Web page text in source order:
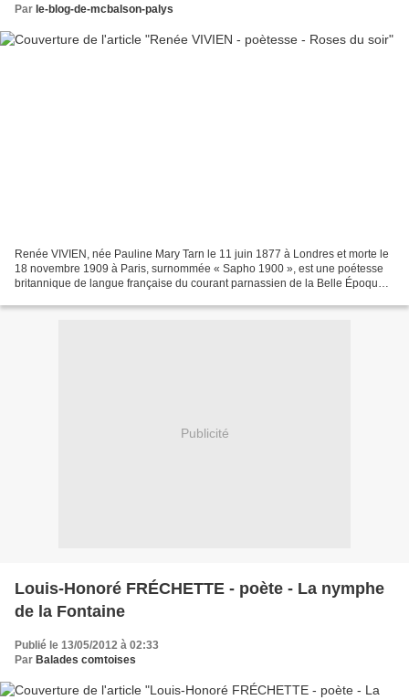
Par le-blog-de-mcbalson-palys
Renée VIVIEN, née Pauline Mary Tarn le 11 juin 1877 à Londres et morte le
18 novembre 1909 à Paris, surnommée « Sapho 1900 », est une poétesse
britannique de langue française du courant parnassien de la Belle Époque.
Publicité
Louis-Honoré FRÉCHETTE - poète - La nymphe
de la Fontaine
Publié le 13/05/2012 à 02:33
Par Balades comtoises